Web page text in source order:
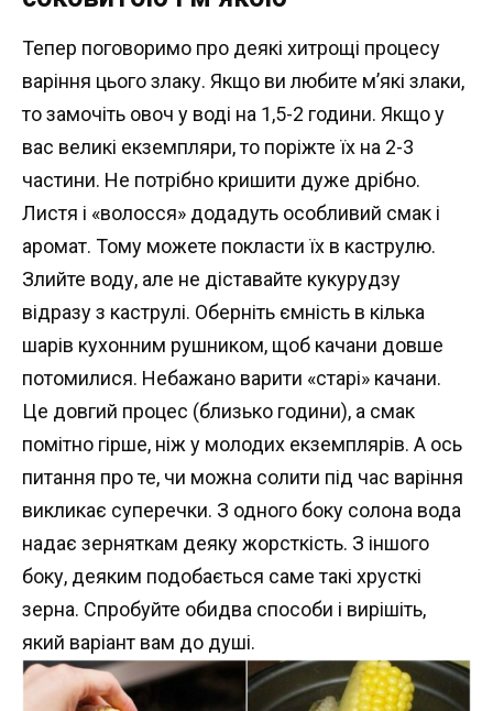
Тепер поговоримо про деякі хитрощі процесу
варіння цього злаку. Якщо ви любите м’які злаки,
то замочіть овоч у воді на 1,5-2 години. Якщо у
вас великі екземпляри, то поріжте їх на 2-3
частини. Не потрібно кришити дуже дрібно.
Листя і «волосся» додадуть особливий смак і
аромат. Тому можете покласти їх в каструлю.
Злийте воду, але не діставайте кукурудзу
відразу з каструлі. Оберніть ємність в кілька
шарів кухонним рушником, щоб качани довше
потомилися. Небажано варити «старі» качани.
Це довгий процес (близько години), а смак
помітно гірше, ніж у молодих екземплярів. А ось
питання про те, чи можна солити під час варіння
викликає суперечки. З одного боку солона вода
надає зерняткам деяку жорсткість. З іншого
боку, деяким подобається саме такі хрусткі
зерна. Спробуйте обидва способи і вирішіть,
який варіант вам до душі.